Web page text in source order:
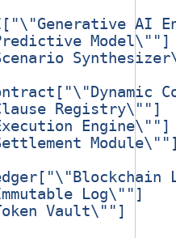
AI
Model\""]
Registry\""]
Engine\""]
Log\""]
Vault\""]